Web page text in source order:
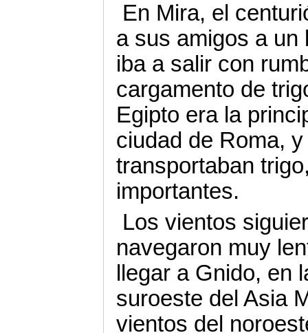
En Mira, el
a sus amigos a un
iba a salir con
cargamento de
Egipto era la
ciudad de Roma,
transportaban
importantes.
Los vientos
navegaron muy
llegar a Gnido, en
suroeste del Asia
vientos del